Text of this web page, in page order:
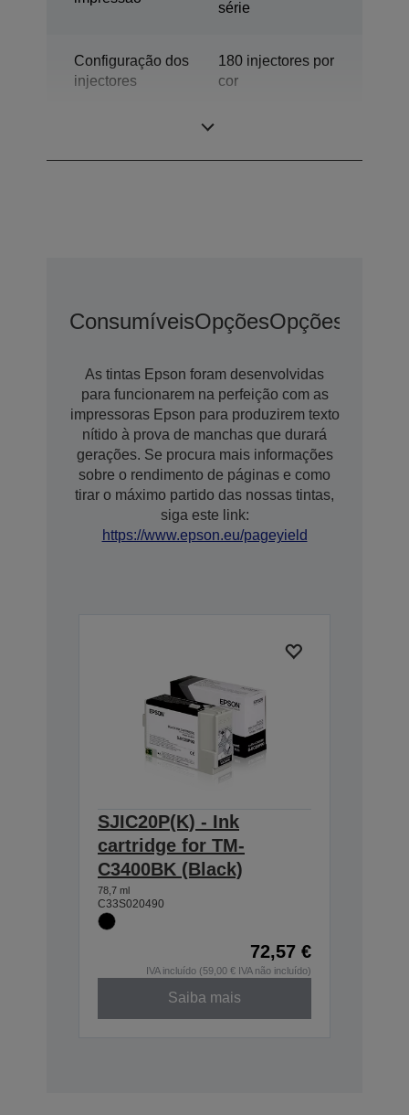
série
Configuração dos
injectores
180 injectores por
cor
ConsumíveisOpçõesOpções De
As tintas Epson foram desenvolvidas
para funcionarem na perfeição com as
impressoras Epson para produzirem texto
nítido à prova de manchas que durará
gerações. Se procura mais informações
sobre o rendimento de páginas e como
tirar o máximo partido das nossas tintas,
siga este link:
https://www.epson.eu/pageyield
SJIC20P(K) - Ink
cartridge for TM-
C3400BK (Black)
78,7 ml
C33S020490
72,57 €
IVA incluído (59,00 € IVA não incluído)
Saiba mais